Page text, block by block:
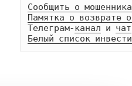
Сообщить о
Памятка о возврате
Телеграм-канал и чат
Белый список